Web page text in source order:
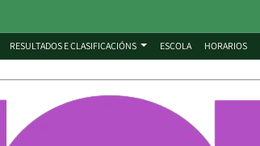
RESULTADOS E CLASIFICACIÓNS ESCOLA HORARIOS